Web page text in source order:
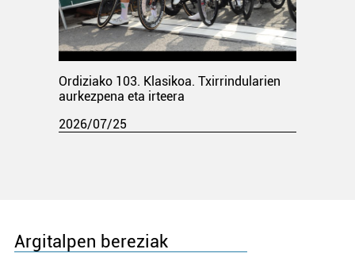
Ordiziako 103. Klasikoa. Txirrindularien
aurkezpena eta irteera
2026/07/25
Argitalpen bereziak